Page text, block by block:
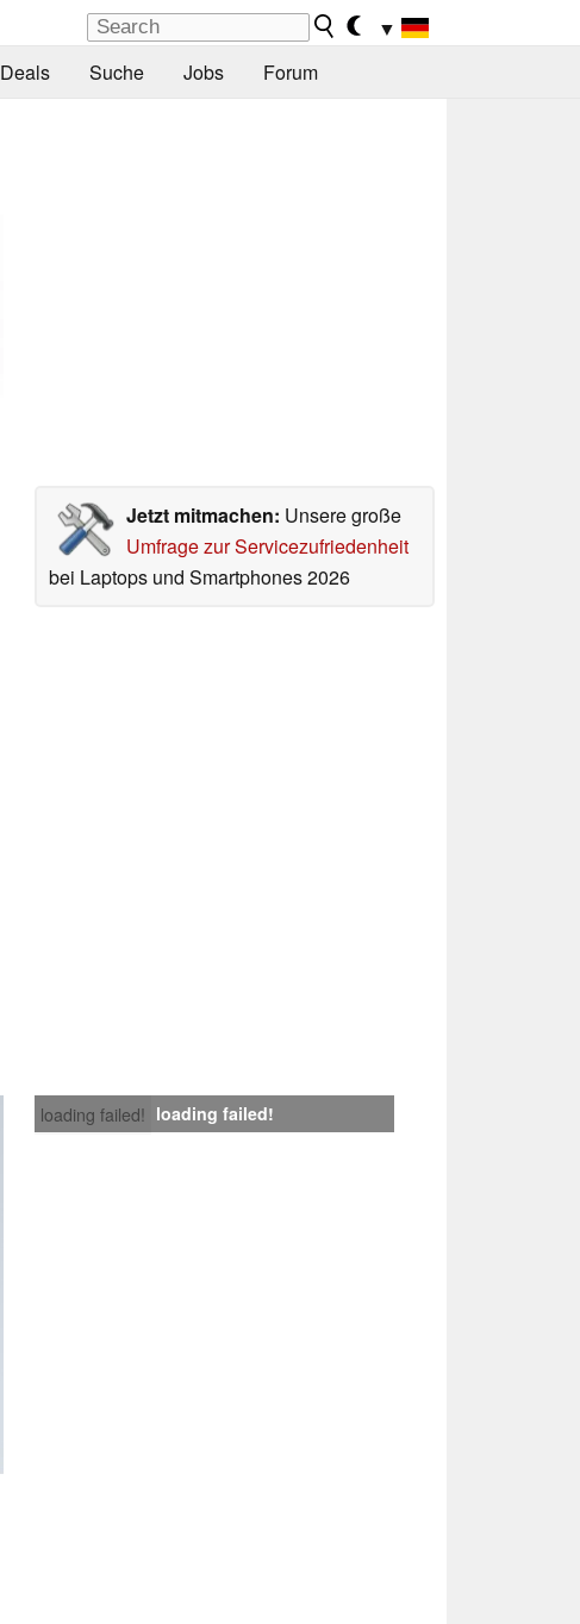
▼
Deals Suche Jobs Forum
Jetzt mitmachen: Unsere große
Umfrage zur Servicezufriedenheit
bei Laptops und Smartphones 2026
loading failed! loading failed!